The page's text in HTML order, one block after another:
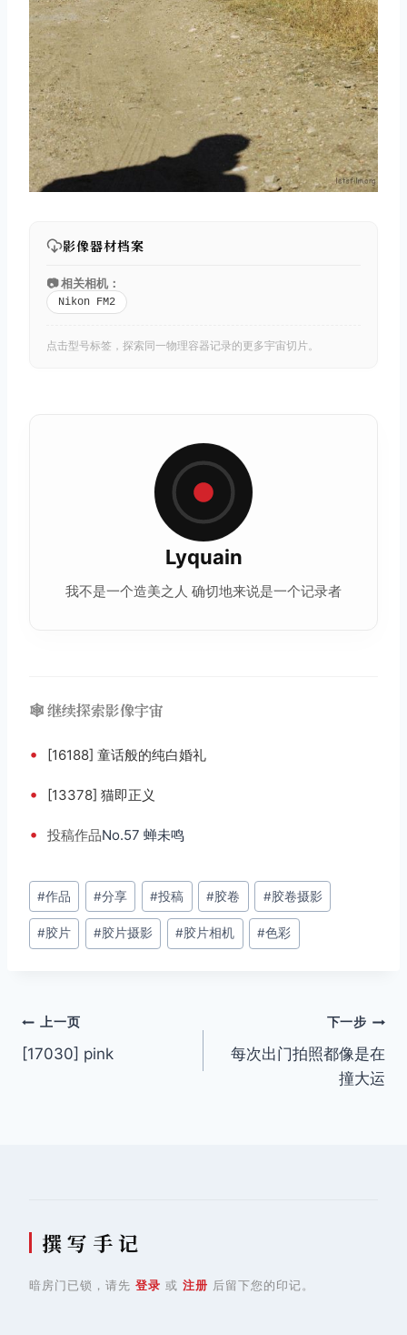
影像器材档案
📷 相关相机：
Nikon FM2
点击型号标签，探索同一物理容器记录的更多宇宙切片。
Lyquain
我不是一个造美之人 确切地来说是一个记录者
🕸️ 继续探索影像宇宙
• [16188] 童话般的纯白婚礼
• [13378] 猫即正义
• 投稿作品No.57 蝉未鸣
文
章
标
#作品 #分享 #投稿 #胶卷 #胶卷摄影
#胶片 #胶片摄影 #胶片相机 #色彩
文
章
上一页
[17030] pink
下一步
每次出门拍照都像是在
撞大运
撰 写 手 记
暗房门已锁，请先 登录 或 注册 后留下您的印记。